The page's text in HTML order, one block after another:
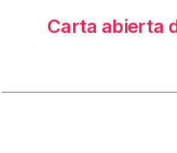
Carta abierta